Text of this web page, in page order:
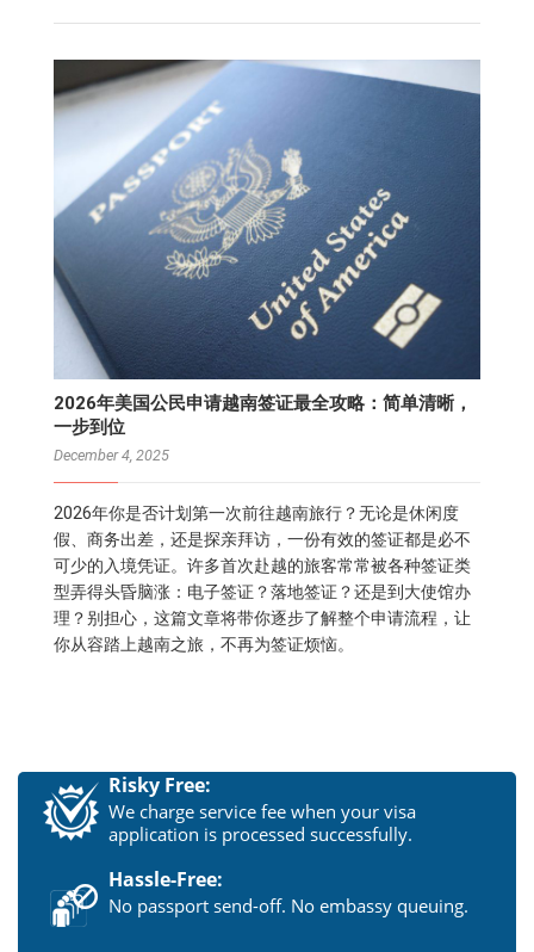
2026年美国公民申请越南签证最全攻略：简单清晰，
一步到位
December 4, 2025
2026年你是否计划第一次前往越南旅行？无论是休闲度
假、商务出差，还是探亲拜访，一份有效的签证都是必不
可少的入境凭证。许多首次赴越的旅客常常被各种签证类
型弄得头昏脑涨：电子签证？落地签证？还是到大使馆办
理？别担心，这篇文章将带你逐步了解整个申请流程，让
你从容踏上越南之旅，不再为签证烦恼。
Risky Free:
We charge service fee when your visa
application is processed successfully.
Hassle-Free:
No passport send-off. No embassy queuing.